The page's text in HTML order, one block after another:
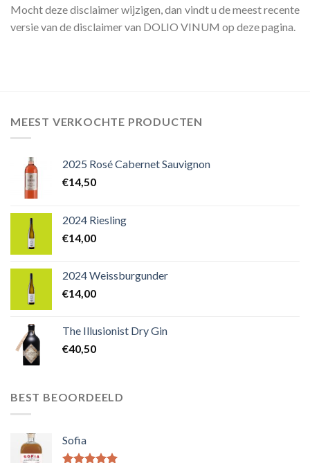
Mocht deze disclaimer wijzigen, dan vindt u de meest recente
versie van de disclaimer van DOLIO VINUM op deze pagina.
MEEST VERKOCHTE PRODUCTEN
2025 Rosé Cabernet Sauvignon
€14,50
2024 Riesling
€14,00
2024 Weissburgunder
€14,00
The Illusionist Dry Gin
€40,50
BEST BEOORDEELD
Sofia